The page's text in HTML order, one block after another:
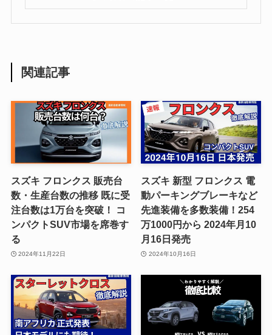
関連記事
スズキ フロンクス 販売台
数・生産台数の推移 既に受
注台数は1万台を突破！ コ
ンパクトSUV市場を席巻す
る
2024年11月22日
スズキ 新型 フロンクス 電
動パーキングブレーキなど
先進装備を多数装備！254
万1000円から 2024年月10
月16日発売
2024年10月16日